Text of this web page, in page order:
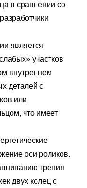
в сравнении со
является
участков
внутреннем
деталей с
или
что имеет
оси роликов.
трения
двух колец с